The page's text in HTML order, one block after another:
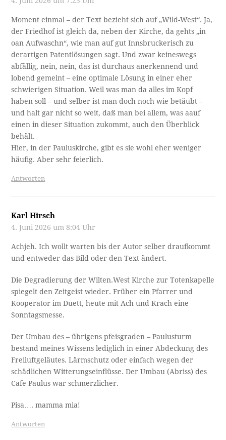
Moment einmal – der Text bezieht sich auf „Wild-West“. Ja,
der Friedhof ist gleich da, neben der Kirche, da gehts „in
oan Aufwaschn“, wie man auf gut Innsbruckerisch zu
derartigen Patentlösungen sagt. Und zwar keineswegs
abfällig, nein, nein, das ist durchaus anerkennend und
lobend gemeint – eine optimale Lösung in einer eher
schwierigen Situation. Weil was man da alles im Kopf
haben soll – und selber ist man doch noch wie betäubt –
und halt gar nicht so weit, daß man bei allem, was aauf
einen in dieser Situation zukommt, auch den Überblick
behält.
Hier, in der Pauluskirche, gibt es sie wohl eher weniger
häufig. Aber sehr feierlich.
Antworten
Karl Hirsch
4. Juni 2026 um 8:04 Uhr
Achjeh. Ich wollt warten bis der Autor selber draufkommt
und entweder das Bild oder den Text ändert.
Die Degradierung der Wilten.West Kirche zur Totenkapelle
spiegelt den Zeitgeist wieder. Früher ein Pfarrer und
Kooperator im Duett, heute mit Ach und Krach eine
Sonntagsmesse.
Der Umbau des – übrigens pfeisgraden – Paulusturm
bestand meines Wissens lediglich in einer Abdeckung des
Freiluftgeläutes. Lärmschutz oder einfach wegen der
schädlichen Witterungseinflüsse. Der Umbau (Abriss) des
Cafe Paulus war schmerzlicher.
Pisa…. mamma mia!
Antworten